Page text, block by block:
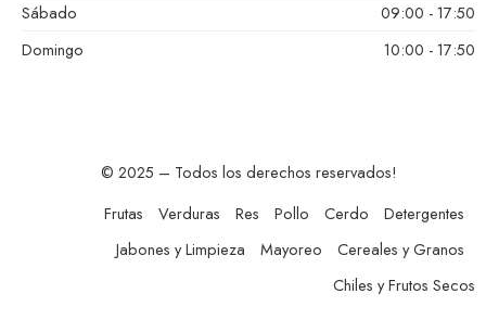
Sábado
09:00 - 17:50
Domingo
10:00 - 17:50
© 2025 – Todos los derechos reservados!
Frutas
Verduras Res Pollo Cerdo
Detergentes
Jabones y Limpieza
Mayoreo
Cereales y Granos
Chiles y Frutos Secos